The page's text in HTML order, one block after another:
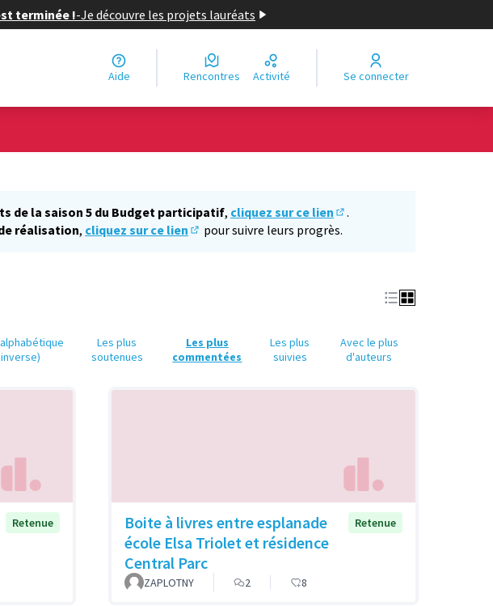
terminée !-Je découvre les projets lauréats
Aide Rencontres Activité Se connecter
de la saison 5 du Budget participatif, cliquez sur ce lien
(S'ouvre dans un nouvel
.
réalisation, cliquez sur ce lien
pour suivre leurs progrès.
inverse)
Les plus
soutenues
Les plus
commentées
Les plus
suivies
Avec le plus
d'auteurs
Retenue
Boite à livres entre esplanade
école Elsa Triolet et résidence
Central Parc
Retenue
ZAPLOTNY 2 8